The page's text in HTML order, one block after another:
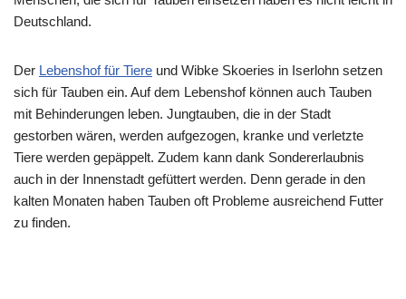
Deutschland.
Der Lebenshof für Tiere und Wibke Skoeries in Iserlohn setzen
sich für Tauben ein. Auf dem Lebenshof können auch Tauben
mit Behinderungen leben. Jungtauben, die in der Stadt
gestorben wären, werden aufgezogen, kranke und verletzte
Tiere werden gepäppelt. Zudem kann dank Sondererlaubnis
auch in der Innenstadt gefüttert werden. Denn gerade in den
kalten Monaten haben Tauben oft Probleme ausreichend Futter
zu finden.